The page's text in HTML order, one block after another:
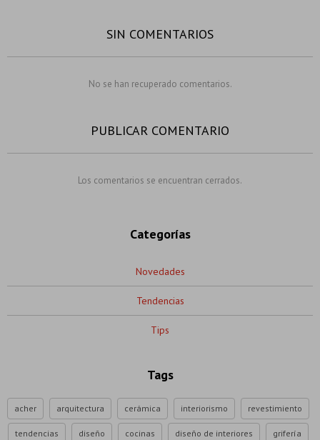
SIN COMENTARIOS
No se han recuperado comentarios.
PUBLICAR COMENTARIO
Los comentarios se encuentran cerrados.
Categorías
Novedades
Tendencias
Tips
Tags
acher arquitectura cerámica interiorismo revestimiento
tendencias diseño cocinas diseño de interiores grifería